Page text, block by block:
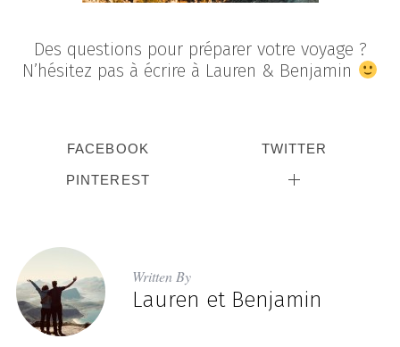
Des questions pour préparer votre voyage ?
N’hésitez pas à écrire à Lauren & Benjamin
FACEBOOK TWITTER
PINTEREST
Written By
Lauren et Benjamin